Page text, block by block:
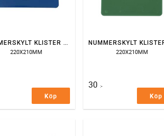
NUMMERSKYLT KLISTER BLÅ
220X210MM
Köp
220X210MM
30 :-
Köp